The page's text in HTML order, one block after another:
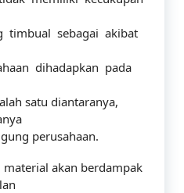
timbual sebagai akibat
dihadapkan pada
satu diantaranya,
perusahaan.
akan berdampak